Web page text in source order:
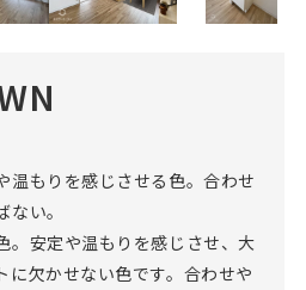
温もりを感じさせる色。合わせ
い。
。安定や温もりを感じさせ、大
に欠かせない色です。合わせや